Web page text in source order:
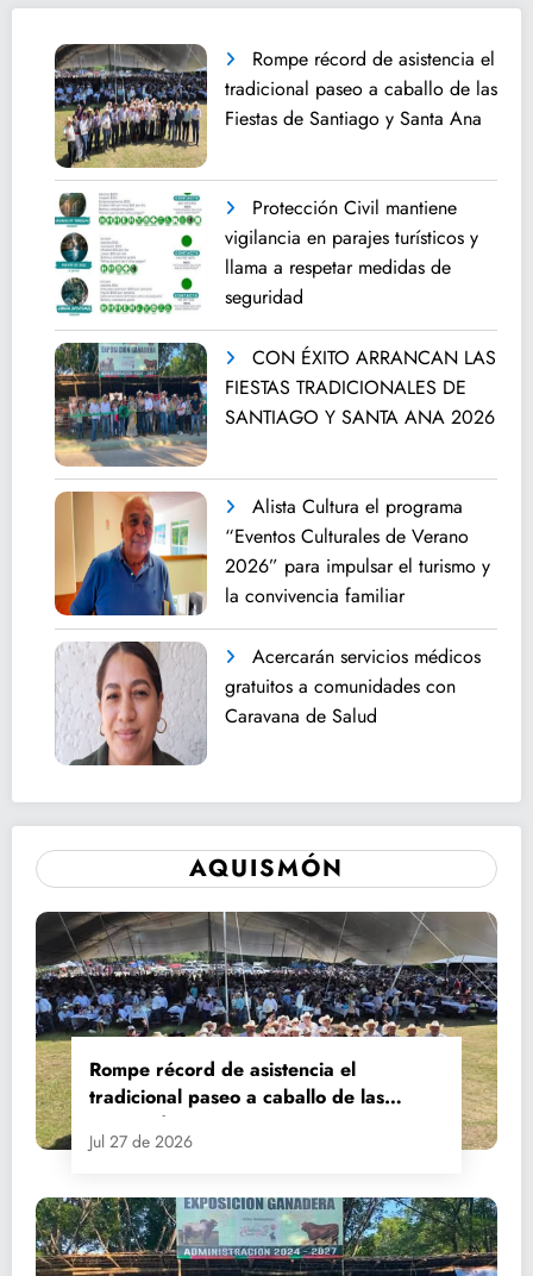
Rompe récord de asistencia el
tradicional paseo a caballo de las
Fiestas de Santiago y Santa Ana
Protección Civil mantiene
vigilancia en parajes turísticos y
llama a respetar medidas de
seguridad
CON ÉXITO ARRANCAN LAS
FIESTAS TRADICIONALES DE
SANTIAGO Y SANTA ANA 2026
Alista Cultura el programa
“Eventos Culturales de Verano
2026” para impulsar el turismo y
la convivencia familiar
Acercarán servicios médicos
gratuitos a comunidades con
Caravana de Salud
AQUISMÓN
Rompe récord de asistencia el
tradicional paseo a caballo de las
Fiestas de Santiago y Santa Ana
Jul 27 de 2026